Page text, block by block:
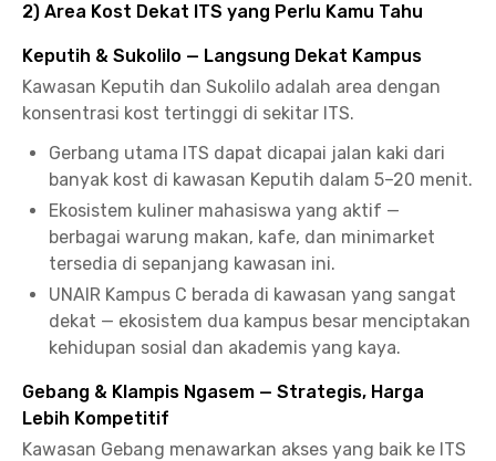
2) Area Kost Dekat ITS yang Perlu Kamu Tahu
Keputih & Sukolilo — Langsung Dekat Kampus
Kawasan Keputih dan Sukolilo adalah area dengan
konsentrasi kost tertinggi di sekitar ITS.
Gerbang utama ITS dapat dicapai jalan kaki dari
banyak kost di kawasan Keputih dalam 5–20 menit.
Ekosistem kuliner mahasiswa yang aktif —
berbagai warung makan, kafe, dan minimarket
tersedia di sepanjang kawasan ini.
UNAIR Kampus C berada di kawasan yang sangat
dekat — ekosistem dua kampus besar menciptakan
kehidupan sosial dan akademis yang kaya.
Gebang & Klampis Ngasem — Strategis, Harga
Lebih Kompetitif
Kawasan Gebang menawarkan akses yang baik ke ITS